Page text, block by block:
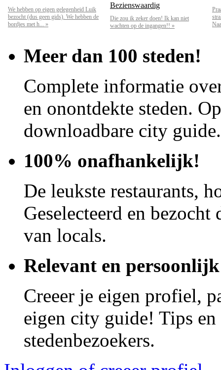
We hebben op eigen gelegenheid Luik
bezocht (dus geen gids). We hebben de
bordjes met h... »
Bezienswaardig
Die zou ik zeker doen! Ik kan niet
wachten op de ingangen!! »
Meer dan 100 steden!
Complete informatie
en onontdekte steden.
downloadbare city guide.
100% onafhankelijk!
De leukste restaurants,
Geselecteerd en
van locals.
Relevant en persoonlijk
Creeer je eigen profiel,
eigen city guide! Tips
stedenbezoekers.